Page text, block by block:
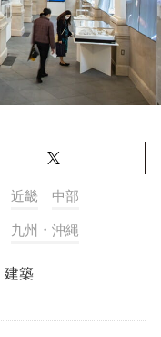
近畿 中部
九州・沖縄
建築